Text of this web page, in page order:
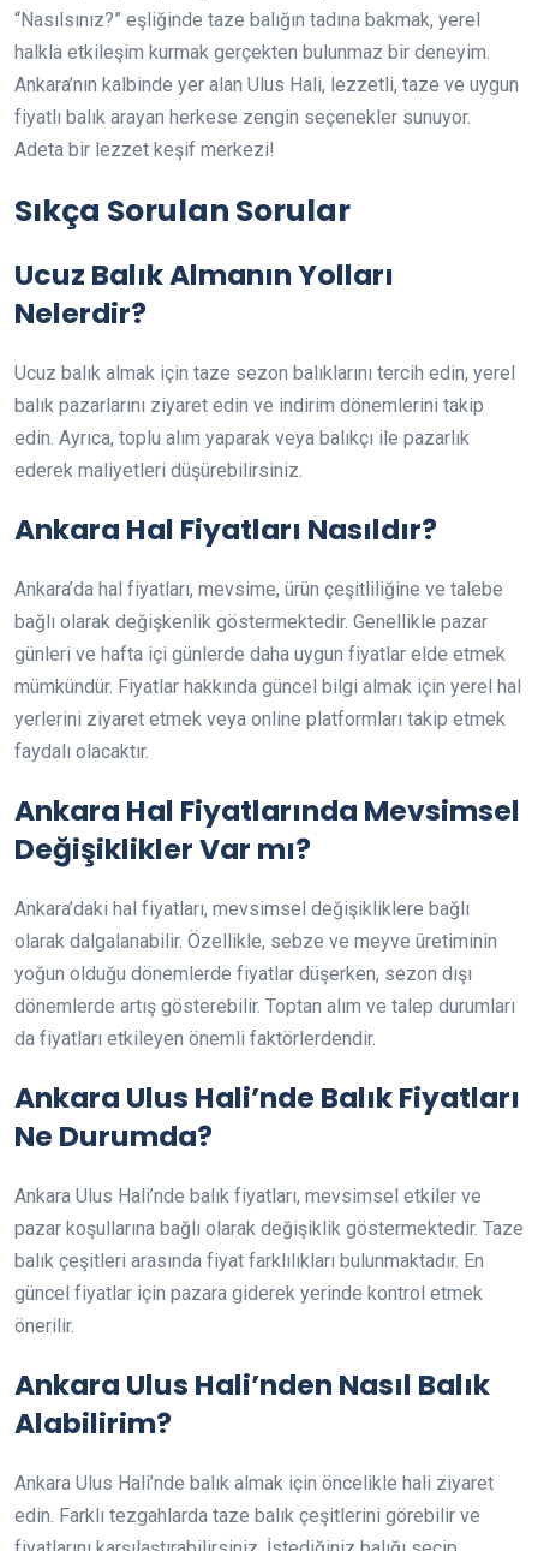
“Nasılsınız?” eşliğinde taze balığın tadına bakmak, yerel
halkla etkileşim kurmak gerçekten bulunmaz bir deneyim.
Ankara’nın kalbinde yer alan Ulus Hali, lezzetli, taze ve uygun
fiyatlı balık arayan herkese zengin seçenekler sunuyor.
Adeta bir lezzet keşif merkezi!
Sıkça Sorulan Sorular
Ucuz Balık Almanın Yolları
Nelerdir?
Ucuz balık almak için taze sezon balıklarını tercih edin, yerel
balık pazarlarını ziyaret edin ve indirim dönemlerini takip
edin. Ayrıca, toplu alım yaparak veya balıkçı ile pazarlık
ederek maliyetleri düşürebilirsiniz.
Ankara Hal Fiyatları Nasıldır?
Ankara’da hal fiyatları, mevsime, ürün çeşitliliğine ve talebe
bağlı olarak değişkenlik göstermektedir. Genellikle pazar
günleri ve hafta içi günlerde daha uygun fiyatlar elde etmek
mümkündür. Fiyatlar hakkında güncel bilgi almak için yerel hal
yerlerini ziyaret etmek veya online platformları takip etmek
faydalı olacaktır.
Ankara Hal Fiyatlarında Mevsimsel
Değişiklikler Var mı?
Ankara’daki hal fiyatları, mevsimsel değişikliklere bağlı
olarak dalgalanabilir. Özellikle, sebze ve meyve üretiminin
yoğun olduğu dönemlerde fiyatlar düşerken, sezon dışı
dönemlerde artış gösterebilir. Toptan alım ve talep durumları
da fiyatları etkileyen önemli faktörlerdendir.
Ankara Ulus Hali’nde Balık Fiyatları
Ne Durumda?
Ankara Ulus Hali’nde balık fiyatları, mevsimsel etkiler ve
pazar koşullarına bağlı olarak değişiklik göstermektedir. Taze
balık çeşitleri arasında fiyat farklılıkları bulunmaktadır. En
güncel fiyatlar için pazara giderek yerinde kontrol etmek
önerilir.
Ankara Ulus Hali’nden Nasıl Balık
Alabilirim?
Ankara Ulus Hali’nde balık almak için öncelikle hali ziyaret
edin. Farklı tezgahlarda taze balık çeşitlerini görebilir ve